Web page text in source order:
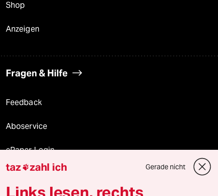
Shop
Anzeigen
Fragen & Hilfe
Feedback
Aboservice
ePaper Login
Downloads für Abonnierende
taz zahl ich Gerade nicht